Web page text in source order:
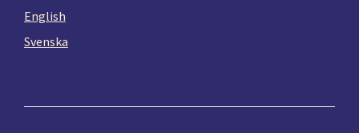
English
Svenska